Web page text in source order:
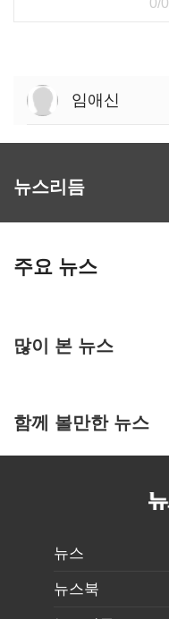
0/0
임애신
뉴스리듬
주요 뉴스
많이 본 뉴스
함께 볼만한 뉴스
뉴스
뉴스북